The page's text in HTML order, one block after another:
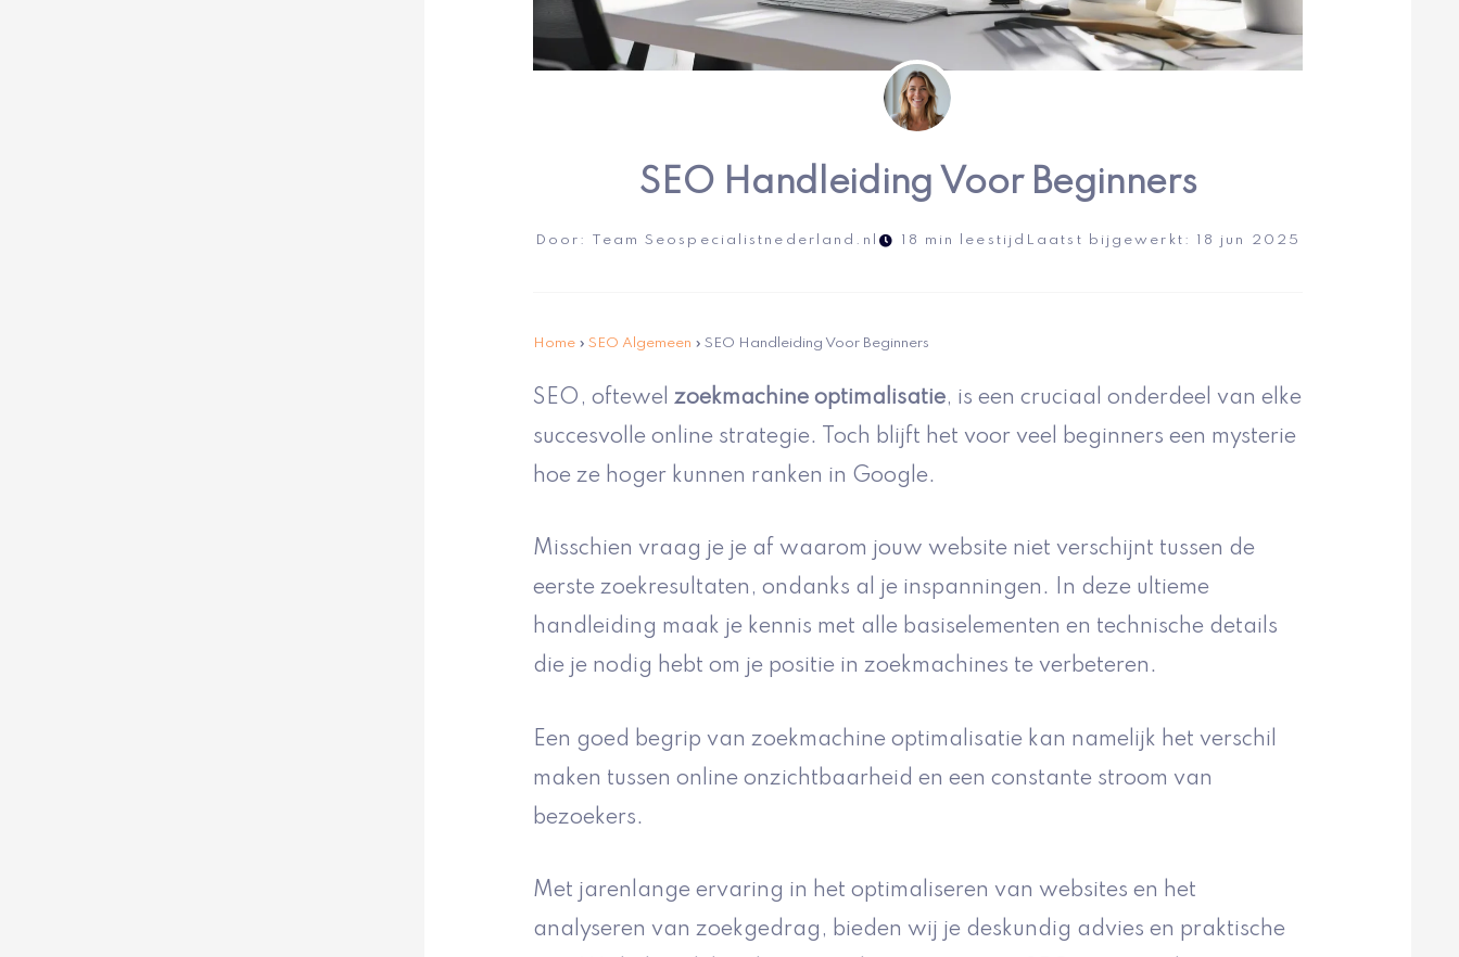
SEO Handleiding Voor Beginners
Door: Team Seospecialistnederland.nl 18 min leestijd Laatst bijgewerkt: 18 jun 2025
Home » SEO Algemeen » SEO Handleiding Voor Beginners
SEO, oftewel zoekmachine optimalisatie, is een cruciaal onderdeel van elke
succesvolle online strategie. Toch blijft het voor veel beginners een mysterie
hoe ze hoger kunnen ranken in Google.
Misschien vraag je je af waarom jouw website niet verschijnt tussen de
eerste zoekresultaten, ondanks al je inspanningen. In deze ultieme
handleiding maak je kennis met alle basiselementen en technische details
die je nodig hebt om je positie in zoekmachines te verbeteren.
Een goed begrip van zoekmachine optimalisatie kan namelijk het verschil
maken tussen online onzichtbaarheid en een constante stroom van
bezoekers.
Met jarenlange ervaring in het optimaliseren van websites en het
analyseren van zoekgedrag, bieden wij je deskundig advies en praktische